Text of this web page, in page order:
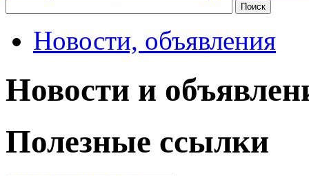
Новости, объявления
Новости и
Полезные ссылки